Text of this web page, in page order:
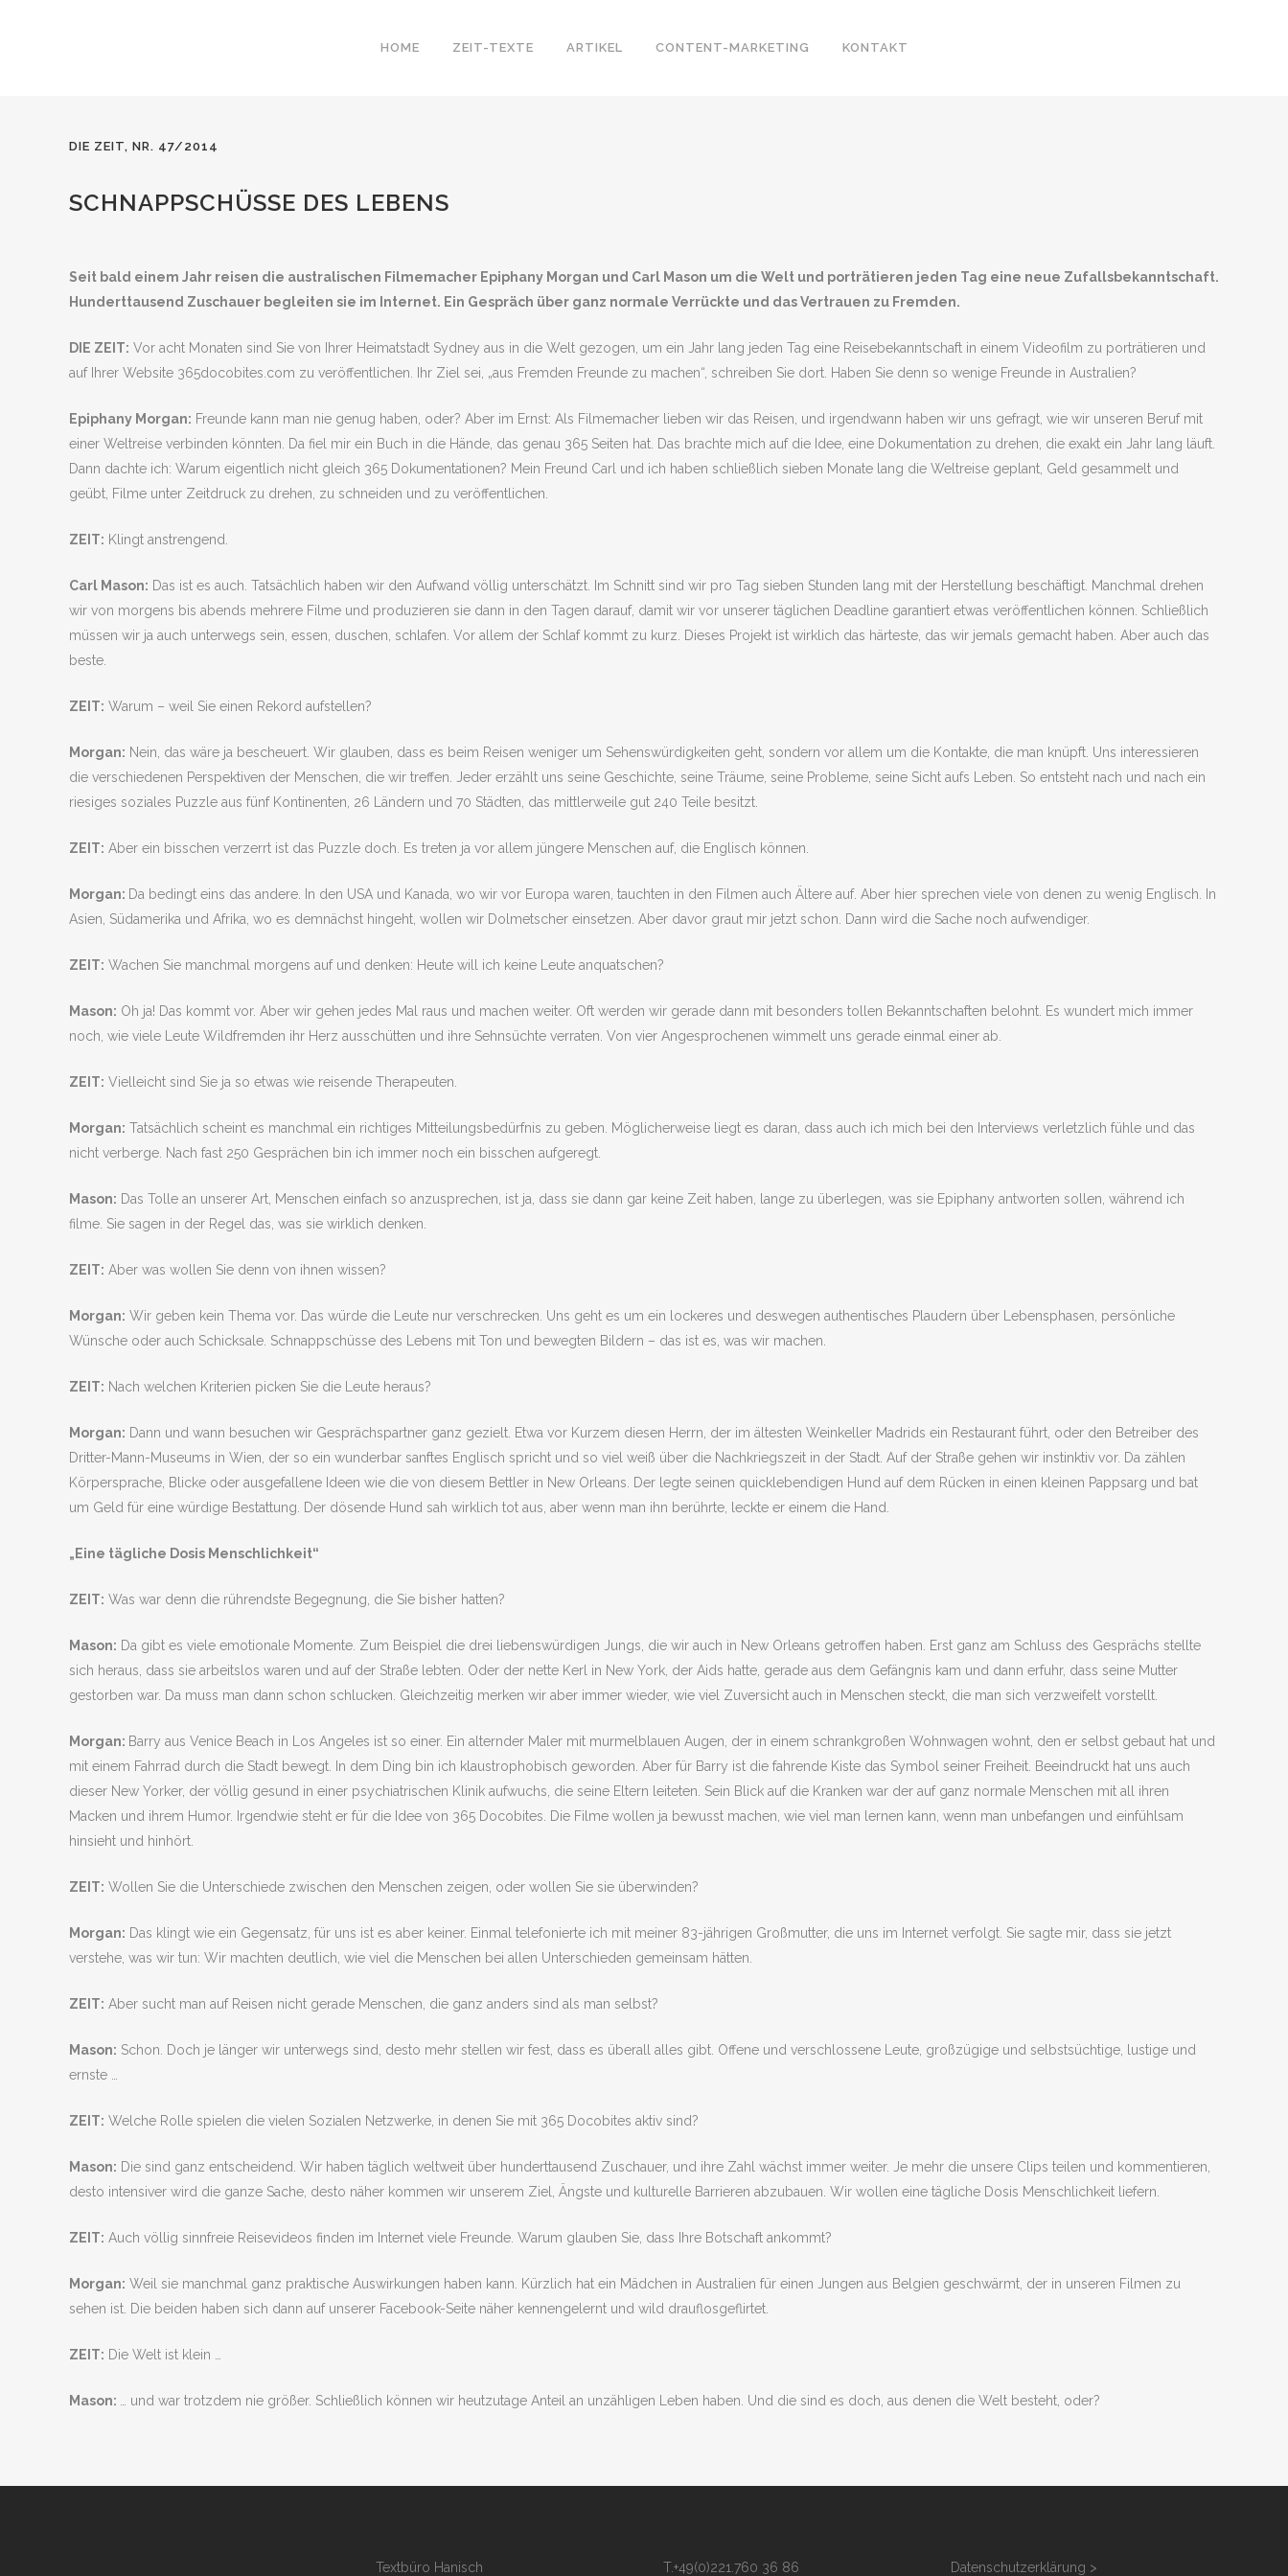
HOME ZEIT-TEXTE ARTIKEL CONTENT-MARKETING KONTAKT
DIE ZEIT, NR. 47/2014
SCHNAPPSCHÜSSE DES LEBENS
Seit bald einem Jahr reisen die australischen Filmemacher Epiphany Morgan und Carl Mason um die Welt und porträtieren jeden Tag eine neue Zufallsbekanntschaft.
Hunderttausend Zuschauer begleiten sie im Internet. Ein Gespräch über ganz normale Verrückte und das Vertrauen zu Fremden.
DIE ZEIT: Vor acht Monaten sind Sie von Ihrer Heimatstadt Sydney aus in die Welt gezogen, um ein Jahr lang jeden Tag eine Reisebekanntschaft in einem Videofilm zu porträtieren und
auf Ihrer Website 365docobites.com zu veröffentlichen. Ihr Ziel sei, „aus Fremden Freunde zu machen“, schreiben Sie dort. Haben Sie denn so wenige Freunde in Australien?
Epiphany Morgan: Freunde kann man nie genug haben, oder? Aber im Ernst: Als Filmemacher lieben wir das Reisen, und irgendwann haben wir uns gefragt, wie wir unseren Beruf mit
einer Weltreise verbinden könnten. Da fiel mir ein Buch in die Hände, das genau 365 Seiten hat. Das brachte mich auf die Idee, eine Dokumentation zu drehen, die exakt ein Jahr lang läuft.
Dann dachte ich: Warum eigentlich nicht gleich 365 Dokumentationen? Mein Freund Carl und ich haben schließlich sieben Monate lang die Weltreise geplant, Geld gesammelt und
geübt, Filme unter Zeitdruck zu drehen, zu schneiden und zu veröffentlichen.
ZEIT: Klingt anstrengend.
Carl Mason: Das ist es auch. Tatsächlich haben wir den Aufwand völlig unterschätzt. Im Schnitt sind wir pro Tag sieben Stunden lang mit der Herstellung beschäftigt. Manchmal drehen
wir von morgens bis abends mehrere Filme und produzieren sie dann in den Tagen darauf, damit wir vor unserer täglichen Deadline garantiert etwas veröffentlichen können. Schließlich
müssen wir ja auch unterwegs sein, essen, duschen, schlafen. Vor allem der Schlaf kommt zu kurz. Dieses Projekt ist wirklich das härteste, das wir jemals gemacht haben. Aber auch das
beste.
ZEIT: Warum – weil Sie einen Rekord aufstellen?
Morgan: Nein, das wäre ja bescheuert. Wir glauben, dass es beim Reisen weniger um Sehenswürdigkeiten geht, sondern vor allem um die Kontakte, die man knüpft. Uns interessieren
die verschiedenen Perspektiven der Menschen, die wir treffen. Jeder erzählt uns seine Geschichte, seine Träume, seine Probleme, seine Sicht aufs Leben. So entsteht nach und nach ein
riesiges soziales Puzzle aus fünf Kontinenten, 26 Ländern und 70 Städten, das mittlerweile gut 240 Teile besitzt.
ZEIT: Aber ein bisschen verzerrt ist das Puzzle doch. Es treten ja vor allem jüngere Menschen auf, die Englisch können.
Morgan: Da bedingt eins das andere. In den USA und Kanada, wo wir vor Europa waren, tauchten in den Filmen auch Ältere auf. Aber hier sprechen viele von denen zu wenig Englisch. In
Asien, Südamerika und Afrika, wo es demnächst hingeht, wollen wir Dolmetscher einsetzen. Aber davor graut mir jetzt schon. Dann wird die Sache noch aufwendiger.
ZEIT: Wachen Sie manchmal morgens auf und denken: Heute will ich keine Leute anquatschen?
Mason: Oh ja! Das kommt vor. Aber wir gehen jedes Mal raus und machen weiter. Oft werden wir gerade dann mit besonders tollen Bekanntschaften belohnt. Es wundert mich immer
noch, wie viele Leute Wildfremden ihr Herz ausschütten und ihre Sehnsüchte verraten. Von vier Angesprochenen wimmelt uns gerade einmal einer ab.
ZEIT: Vielleicht sind Sie ja so etwas wie reisende Therapeuten.
Morgan: Tatsächlich scheint es manchmal ein richtiges Mitteilungsbedürfnis zu geben. Möglicherweise liegt es daran, dass auch ich mich bei den Interviews verletzlich fühle und das
nicht verberge. Nach fast 250 Gesprächen bin ich immer noch ein bisschen aufgeregt.
Mason: Das Tolle an unserer Art, Menschen einfach so anzusprechen, ist ja, dass sie dann gar keine Zeit haben, lange zu überlegen, was sie Epiphany antworten sollen, während ich
filme. Sie sagen in der Regel das, was sie wirklich denken.
ZEIT: Aber was wollen Sie denn von ihnen wissen?
Morgan: Wir geben kein Thema vor. Das würde die Leute nur verschrecken. Uns geht es um ein lockeres und deswegen authentisches Plaudern über Lebensphasen, persönliche
Wünsche oder auch Schicksale. Schnappschüsse des Lebens mit Ton und bewegten Bildern – das ist es, was wir machen.
ZEIT: Nach welchen Kriterien picken Sie die Leute heraus?
Morgan: Dann und wann besuchen wir Gesprächspartner ganz gezielt. Etwa vor Kurzem diesen Herrn, der im ältesten Weinkeller Madrids ein Restaurant führt, oder den Betreiber des
Dritter-Mann-Museums in Wien, der so ein wunderbar sanftes Englisch spricht und so viel weiß über die Nachkriegszeit in der Stadt. Auf der Straße gehen wir instinktiv vor. Da zählen
Körpersprache, Blicke oder ausgefallene Ideen wie die von diesem Bettler in New Orleans. Der legte seinen quicklebendigen Hund auf dem Rücken in einen kleinen Pappsarg und bat
um Geld für eine würdige Bestattung. Der dösende Hund sah wirklich tot aus, aber wenn man ihn berührte, leckte er einem die Hand.
„Eine tägliche Dosis Menschlichkeit“
ZEIT: Was war denn die rührendste Begegnung, die Sie bisher hatten?
Mason: Da gibt es viele emotionale Momente. Zum Beispiel die drei liebenswürdigen Jungs, die wir auch in New Orleans getroffen haben. Erst ganz am Schluss des Gesprächs stellte
sich heraus, dass sie arbeitslos waren und auf der Straße lebten. Oder der nette Kerl in New York, der Aids hatte, gerade aus dem Gefängnis kam und dann erfuhr, dass seine Mutter
gestorben war. Da muss man dann schon schlucken. Gleichzeitig merken wir aber immer wieder, wie viel Zuversicht auch in Menschen steckt, die man sich verzweifelt vorstellt.
Morgan: Barry aus Venice Beach in Los Angeles ist so einer. Ein alternder Maler mit murmelblauen Augen, der in einem schrankgroßen Wohnwagen wohnt, den er selbst gebaut hat und
mit einem Fahrrad durch die Stadt bewegt. In dem Ding bin ich klaustrophobisch geworden. Aber für Barry ist die fahrende Kiste das Symbol seiner Freiheit. Beeindruckt hat uns auch
dieser New Yorker, der völlig gesund in einer psychiatrischen Klinik aufwuchs, die seine Eltern leiteten. Sein Blick auf die Kranken war der auf ganz normale Menschen mit all ihren
Macken und ihrem Humor. Irgendwie steht er für die Idee von 365 Docobites. Die Filme wollen ja bewusst machen, wie viel man lernen kann, wenn man unbefangen und einfühlsam
hinsieht und hinhört.
ZEIT: Wollen Sie die Unterschiede zwischen den Menschen zeigen, oder wollen Sie sie überwinden?
Morgan: Das klingt wie ein Gegensatz, für uns ist es aber keiner. Einmal telefonierte ich mit meiner 83-jährigen Großmutter, die uns im Internet verfolgt. Sie sagte mir, dass sie jetzt
verstehe, was wir tun: Wir machten deutlich, wie viel die Menschen bei allen Unterschieden gemeinsam hätten.
ZEIT: Aber sucht man auf Reisen nicht gerade Menschen, die ganz anders sind als man selbst?
Mason: Schon. Doch je länger wir unterwegs sind, desto mehr stellen wir fest, dass es überall alles gibt. Offene und verschlossene Leute, großzügige und selbstsüchtige, lustige und
ernste …
ZEIT: Welche Rolle spielen die vielen Sozialen Netzwerke, in denen Sie mit 365 Docobites aktiv sind?
Mason: Die sind ganz entscheidend. Wir haben täglich weltweit über hunderttausend Zuschauer, und ihre Zahl wächst immer weiter. Je mehr die unsere Clips teilen und kommentieren,
desto intensiver wird die ganze Sache, desto näher kommen wir unserem Ziel, Ängste und kulturelle Barrieren abzubauen. Wir wollen eine tägliche Dosis Menschlichkeit liefern.
ZEIT: Auch völlig sinnfreie Reisevideos finden im Internet viele Freunde. Warum glauben Sie, dass Ihre Botschaft ankommt?
Morgan: Weil sie manchmal ganz praktische Auswirkungen haben kann. Kürzlich hat ein Mädchen in Australien für einen Jungen aus Belgien geschwärmt, der in unseren Filmen zu
sehen ist. Die beiden haben sich dann auf unserer Facebook-Seite näher kennengelernt und wild drauflosgeflirtet.
ZEIT: Die Welt ist klein …
Mason: … und war trotzdem nie größer. Schließlich können wir heutzutage Anteil an unzähligen Leben haben. Und die sind es doch, aus denen die Welt besteht, oder?
Textbüro Hanisch T.+49(0)221.760 36 86 Datenschutzerklärung >